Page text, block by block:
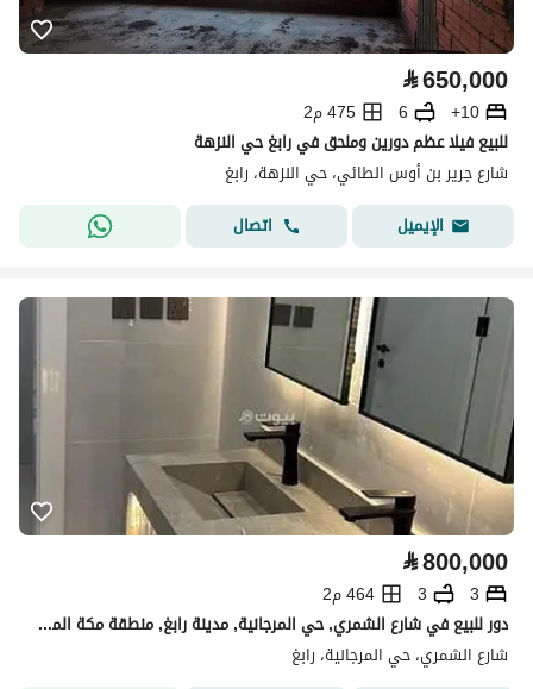
⃁650,000
10+
6
475 م2
للبيع فيلا عظم دورين وملحق في رابغ حي النزهة
شارع جرير بن أوس الطائي، حي النزهة، رابغ
الإيميل
اتصال
⃁800,000
3
3
464 م2
دور للبيع في شارع الشمري, حي المرجانية, مدينة رابغ, منطقة مكة المكرمة
شارع الشمري، حي المرجانية، رابغ